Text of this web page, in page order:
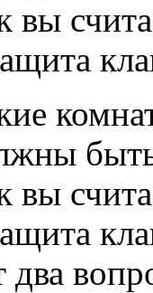
вы
вы
два